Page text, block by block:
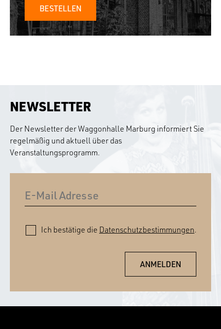
BESTELLEN
NEWSLETTER
Der Newsletter der Waggonhalle Marburg informiert Sie
regelmäßig und aktuell über das
Veranstaltungsprogramm.
Ich bestätige die Datenschutzbestimmungen.